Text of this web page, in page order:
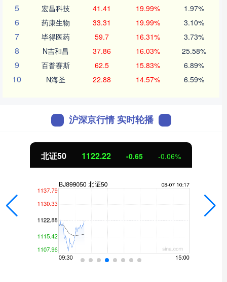
5 宏昌科技 41.41 19.99% 1.97%
6 药康生物 33.31 19.99% 3.10%
7 毕得医药 59.7 16.31% 3.73%
8 N吉和昌 37.86 16.03% 25.58%
9 百普赛斯 62.5 15.83% 6.89%
10 N海圣 22.88 14.57% 6.59%
沪深京行情 实时轮播
北证50 1122.22 -0.65 -0.06%